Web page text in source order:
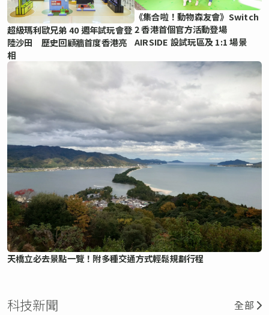
超級瑪利歐兄弟 40 週年試玩會登
陸沙田 歷史回顧牆首度香港亮
相
《集合啦！動物森友會》Switch
2 香港首個官方活動登場
AIRSIDE 設試玩區及 1:1 場景
天橋立必去景點一覽！附多種交通方式輕鬆規劃行程
科技新聞 全部